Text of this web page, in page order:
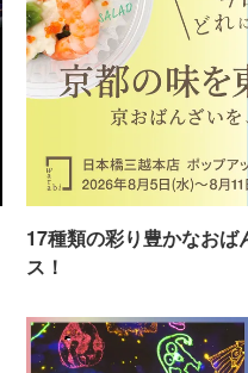
17種類の彩り豊かなおば
ス！